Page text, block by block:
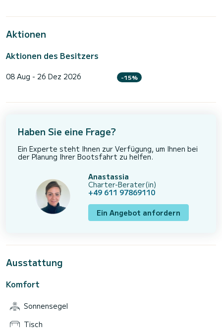
Aktionen
Aktionen des Besitzers
08 Aug - 26 Dez 2026 -15%
Haben Sie eine Frage?
Ein Experte steht Ihnen zur Verfügung, um Ihnen bei
der Planung Ihrer Bootsfahrt zu helfen.
Anastassia
Charter-Berater(in)
+49 611 97869110
Ein Angebot anfordern
Ausstattung
Komfort
Sonnensegel
Tisch